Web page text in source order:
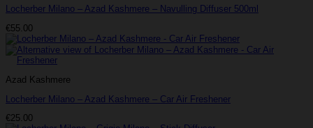
Locherber Milano – Azad Kashmere – Navulling Diffuser 500ml
€55.00
Azad Kashmere
Locherber Milano – Azad Kashmere – Car Air Freshener
€25.00